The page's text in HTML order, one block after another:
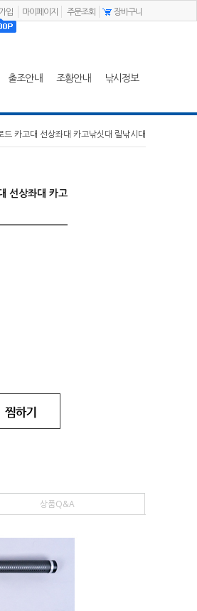
입 마이페이지 주문조회 장바구니
출조안내 조황안내 낚시정보
카고대 선상좌대 카고낚싯대 릴낚시대
선상좌대 카고
상품Q&A